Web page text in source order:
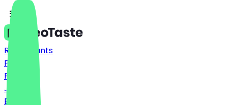
Restaurants
Preise
FAQ
Jobs
Blog